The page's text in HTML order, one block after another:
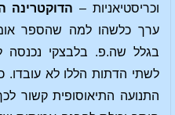
וכריסטיאניות – הדוקטרינה
ערך כלשהו למה שהספר
בגלל שה.פ. בלבצקי
לשתי הדתות הללו לא עובדו.
התנועה התיאוסופית קשור